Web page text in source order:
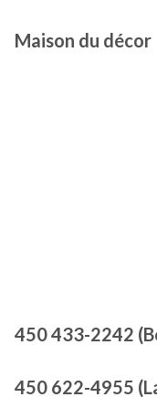
Maison du décor
450 433-2242
450 622-4955